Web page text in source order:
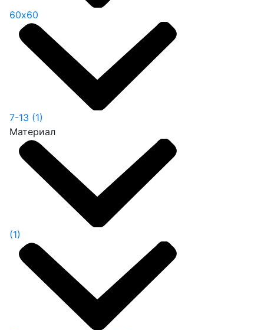
60х60
7-13 (1)
Материал
(1)